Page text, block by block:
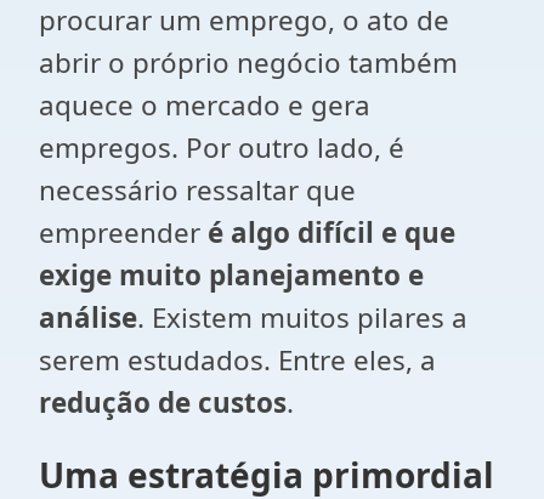
procurar um emprego, o ato de
abrir o próprio negócio também
aquece o mercado e gera
empregos. Por outro lado, é
necessário ressaltar que
empreender é algo difícil e que
exige muito planejamento e
análise. Existem muitos pilares a
serem estudados. Entre eles, a
redução de custos.
Uma estratégia primordial